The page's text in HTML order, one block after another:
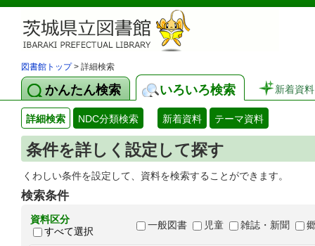
図書館トップ> 詳細検索
かんたん検索 いろいろ検索 新着資料
詳細検索 NDC分類検索 新着資料 テーマ資料
条件を詳しく設定して探す
くわしい条件を設定して、資料を検索することができます。
検索条件
資料区分
すべて選択
一般図書 児童 雑誌・新聞